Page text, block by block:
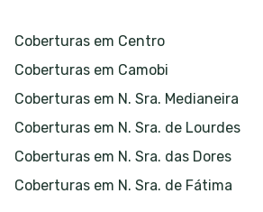
Coberturas em Centro
Coberturas em Camobi
Coberturas em N. Sra. Medianeira
Coberturas em N. Sra. de Lourdes
Coberturas em N. Sra. das Dores
Coberturas em N. Sra. de Fátima